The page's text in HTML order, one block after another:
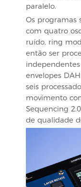
paralelo.
Os programas
com quatro
ruído, ring
então ser
envelopes
seis
movimento
Sequencing
de qualidade